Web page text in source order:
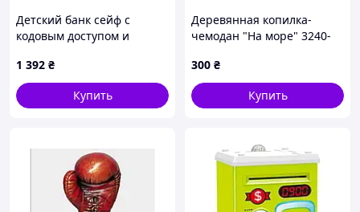
Детский банк сейф с
кодовым доступом и
71763MK18
1 392 ₴
Купить
Деревянная копилка-
чемодан "На море" 3240-
300 ₴
Купить